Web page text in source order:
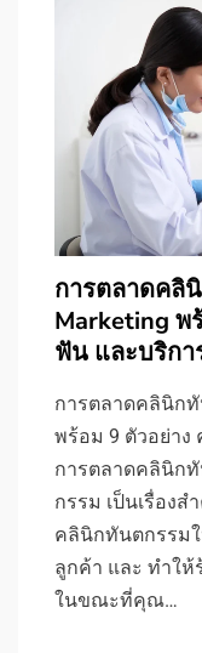
การตลาดคลิ
Marketing พ
ฟัน และบริกา
การตลาดคลินิกทั
พร้อม 9 ตัวอย่าง
การตลาดคลินิก
กรรม เป็นเรื่อง
คลินิกทันตกรรม
ลูกค้า และ ทำใ
ในขณะที่คุณ…